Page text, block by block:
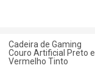
Cadeira de Gaming
Couro Artificial Preto e
Vermelho Tinto